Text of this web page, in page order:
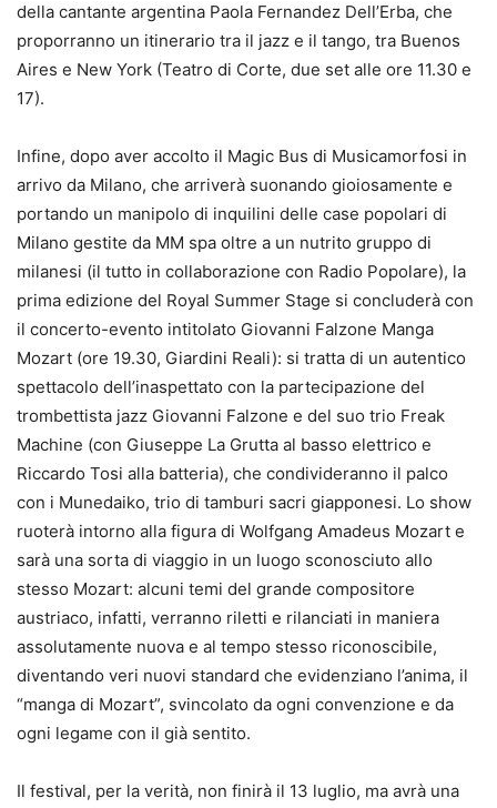
della cantante argentina Paola Fernandez Dell’Erba, che
proporranno un itinerario tra il jazz e il tango, tra Buenos
Aires e New York (Teatro di Corte, due set alle ore 11.30 e
17).
Infine, dopo aver accolto il Magic Bus di Musicamorfosi in
arrivo da Milano, che arriverà suonando gioiosamente e
portando un manipolo di inquilini delle case popolari di
Milano gestite da MM spa oltre a un nutrito gruppo di
milanesi (il tutto in collaborazione con Radio Popolare), la
prima edizione del Royal Summer Stage si concluderà con
il concerto-evento intitolato Giovanni Falzone Manga
Mozart (ore 19.30, Giardini Reali): si tratta di un autentico
spettacolo dell’inaspettato con la partecipazione del
trombettista jazz Giovanni Falzone e del suo trio Freak
Machine (con Giuseppe La Grutta al basso elettrico e
Riccardo Tosi alla batteria), che condivideranno il palco
con i Munedaiko, trio di tamburi sacri giapponesi. Lo show
ruoterà intorno alla figura di Wolfgang Amadeus Mozart e
sarà una sorta di viaggio in un luogo sconosciuto allo
stesso Mozart: alcuni temi del grande compositore
austriaco, infatti, verranno riletti e rilanciati in maniera
assolutamente nuova e al tempo stesso riconoscibile,
diventando veri nuovi standard che evidenziano l’anima, il
“manga di Mozart”, svincolato da ogni convenzione e da
ogni legame con il già sentito.
Il festival, per la verità, non finirà il 13 luglio, ma avrà una